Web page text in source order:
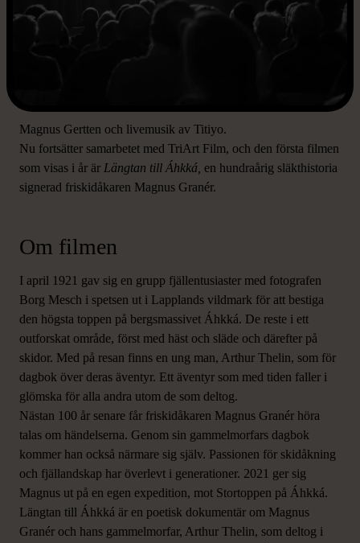
En lyckad tillställning med filmvisning, samtal med regissören
Magnus Gertten och livemusik av Titiyo.
Nu fortsätter samarbetet med TriArt Film, och den första filmen
som visas i år är Längtan till Áhkká, en hundraårig släkthistoria
signerad friskidåkaren Magnus Granér.
Om filmen
I april 1921 gav sig en grupp fjällentusiaster med fotografen
Borg Mesch i spetsen ut i Lapplands vildmark för att bestiga
den högsta toppen på bergsmassivet Áhkká. De reste i ett
outforskat område, först med häst och släde och därefter på
skidor. Med på resan finns en ung man, Arthur Thelin, som för
dagbok över deras äventyr. Ett äventyr som med tiden faller i
glömska för alla andra utom de som deltog.
Nästan 100 år senare får friskidåkaren Magnus Granér höra
talas om händelserna. Genom sin gammelmorfars dagbok
kommer han också närmare sig själv. Passionen för skidåkning
och fjällandskap har överlevt i generationer. 2021 ger sig
Magnus ut på en egen expedition, mot Stortoppen på Áhkká.
Längtan till Áhkká är en poetisk dokumentär om Magnus
Granér och hans gammelmorfar, Arthur Thelin, som deltog i